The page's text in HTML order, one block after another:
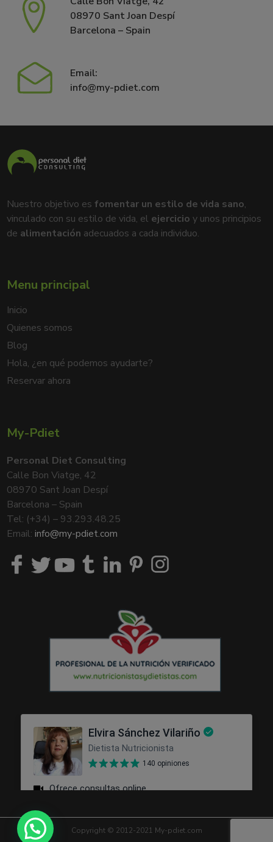
08970 Sant Joan Despí
Barcelona – Spain
Email:
info@my-pdiet.com
Nuestro objetivo esfomentar un estilo de vida sano,
vinculado con su estilo de vida, el ejercicio y unos principios
de alimentación adecuados a cada individuo.
Menu principal
Inicio
Quienes somos
Blog
Hola, ¿en qué podemos ayudarte?
Reservar ahora
My-Pdiet
Personal Diet Consulting
Calle Bon Viatge, 42
08970 Sant Joan Despí
Barcelona – Spain
Tel: (+34) – 93.293.48.25
Email:info@my-pdiet.com
Copyright © 2012-2021 My-pdiet.com